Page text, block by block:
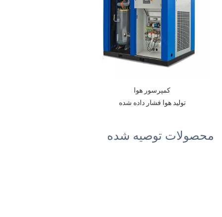
کمپرسور هوا
تولید هوا فشار داده شده
محصولات توصیه شده